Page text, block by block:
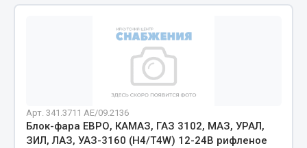
Показать ещё
Соединительные элементы
Арт. 341.3711 АЕ/09.2136
Блок-фара ЕВРО, КАМАЗ, ГАЗ 3102, МАЗ, УРАЛ,
ЗИЛ, ЛАЗ, УАЗ-3160 (Н4/Т4W) 12-24В рифленое